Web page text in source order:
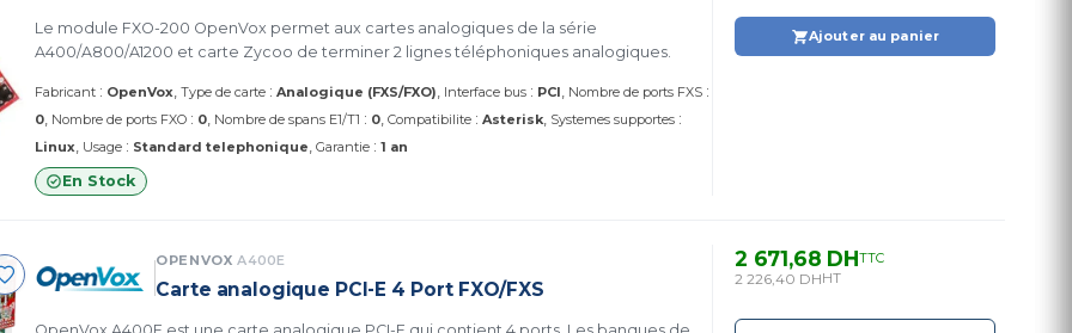
Le module FXO-200 OpenVox permet aux cartes analogiques de la série
A400/A800/A1200 et carte Zycoo de terminer 2 lignes téléphoniques analogiques.
Fabricant : OpenVox Type de carte : Analogique (FXS/FXO) Interface bus : PCI Nombre de ports FXS :
0 Nombre de ports FXO : 0 Nombre de spans E1/T1 : 0 Compatibilite : Asterisk Systemes supportes :
Linux Usage : Standard telephonique Garantie : 1 an
En Stock
Ajouter au panier
OPENVOXA400E
Carte analogique PCI-E 4 Port FXO/FXS
2 671,68 DHTTC
2 226,40 DHHT